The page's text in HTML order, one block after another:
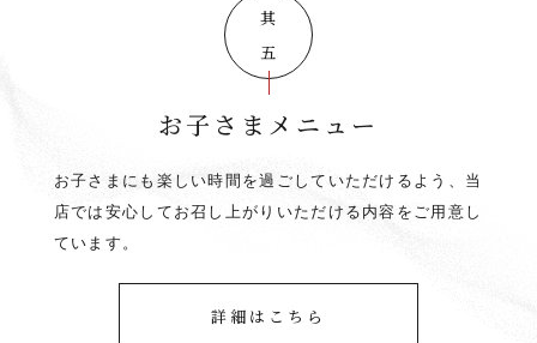
其の五
お子さまメニュー
お子さまにも楽しい時間を過ごしていただけるよう、当
店では安心してお召し上がりいただける内容をご用意し
ています。
詳細はこちら